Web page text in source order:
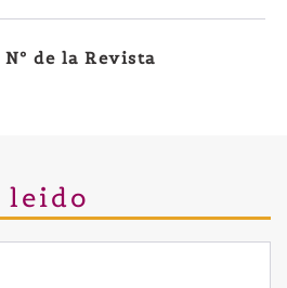
de la Revista
leido